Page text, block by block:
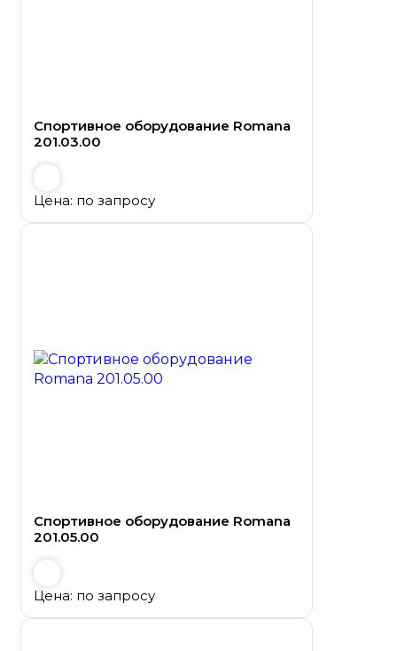
Спортивное оборудование Romana
201.03.00
Цена: по запросу
Спортивное оборудование Romana
201.05.00
Цена: по запросу